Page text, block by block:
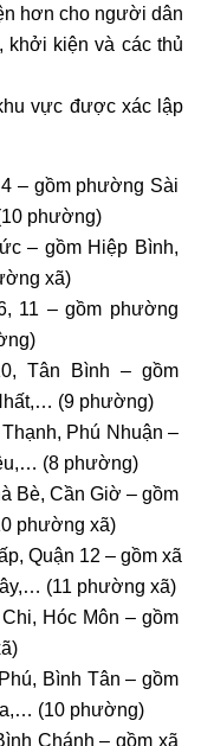
hơn cho người dân
khởi kiện và các thủ
vực được xác lập
– gồm phường Sài
phường)
– gồm Hiệp Bình,
xã)
11 – gồm phường
Tân Bình – gồm
(9 phường)
Phú Nhuận –
(8 phường)
Bè, Cần Giờ – gồm
phường xã)
Quận 12 – gồm xã
(11 phường xã)
Hóc Môn – gồm
Bình Tân – gồm
(10 phường)
Chánh – gồm xã